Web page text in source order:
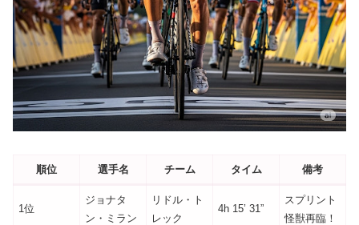
順位 選手名 チーム タイム 備考
1位
ジョナタ
ン・ミラン
リドル・ト
レック
4h 15’ 31”
スプリント
怪獣再臨！